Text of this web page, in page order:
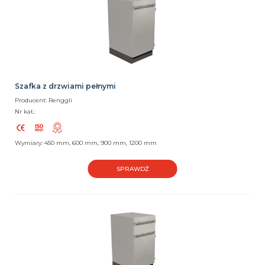
Szafka z drzwiami pełnymi
Producent: Renggli
Nr kat.:
Wymiary: 450 mm, 600 mm, 900 mm, 1200 mm
SPRAWDŹ